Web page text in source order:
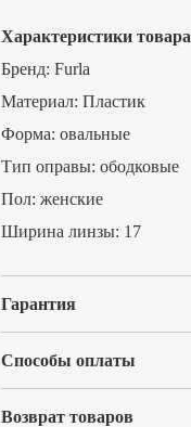
Характеристики товара
Бренд: Furla
Материал: Пластик
Форма: овальные
Тип оправы: ободковые
Пол: женские
Ширина линзы: 17
Гарантия
Способы оплаты
Возврат товаров